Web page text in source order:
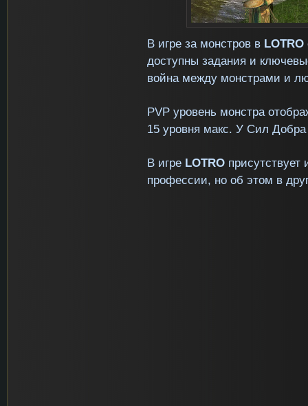
В игре за монстров в LOTRO
доступны задания и
война между монстрами и
PVP уровень монстра
15 уровня макс. У Сил Добра
В игре LOTRO
профессии, но об этом в